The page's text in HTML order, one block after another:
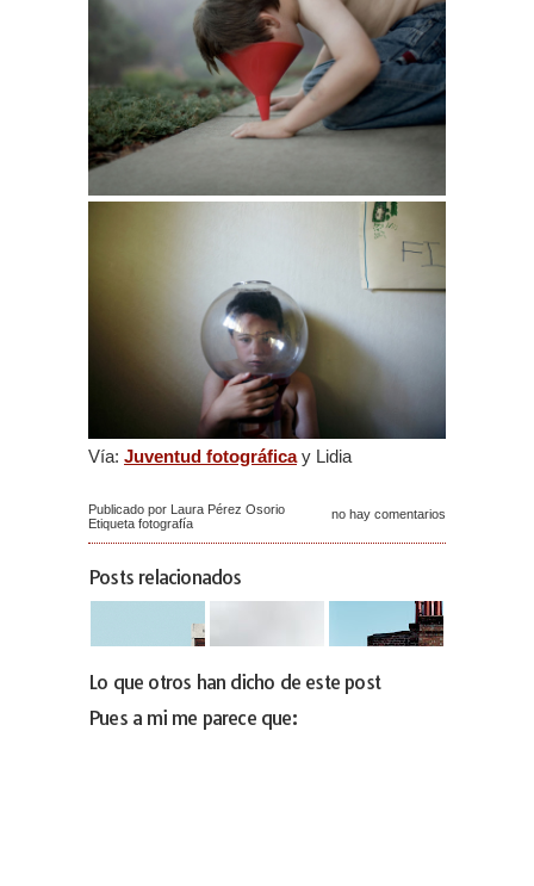
Vía: Juventud fotográficay Lidia
Publicado por Laura Pérez Osorio
Etiqueta fotografía
no hay comentarios
Posts relacionados
Lo que otros han dicho de este post
Pues a mi me parece que: